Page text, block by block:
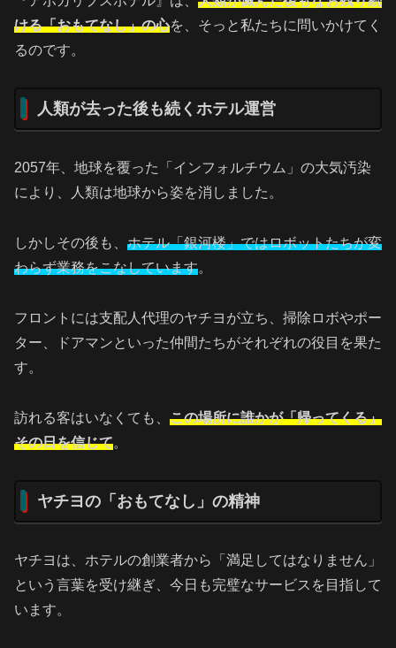
ける「おもてなし」の心を、そっと私たちに問いかけてく
るのです。
人類が去った後も続くホテル運営
2057年、地球を覆った「インフォルチウム」の大気汚染
により、人類は地球から姿を消しました。
しかしその後も、 ホテル「銀河楼」ではロボットたちが変
わらず業務をこなしています。
フロントには支配人代理のヤチヨが立ち、掃除ロボやポー
ター、ドアマンといった仲間たちがそれぞれの役目を果た
す。
訪れる客はいなくても、 この場所に誰かが「帰ってくる」
その日を信じて。
ヤチヨの「おもてなし」の精神
ヤチヨは、ホテルの創業者から「満足してはなりません」
という言葉を受け継ぎ、今日も完璧なサービスを目指して
います。